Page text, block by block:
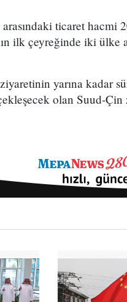
ticaret hacmi
ilk çeyreğinde iki
yarına kadar
olan Suud-Çin